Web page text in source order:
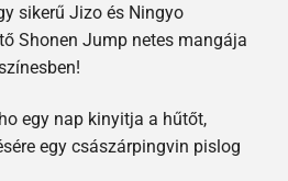
sikerű Jizo és Ningyo
Shonen Jump netes mangája
egy nap kinyitja a hűtőt,
egy császárpingvin pislog